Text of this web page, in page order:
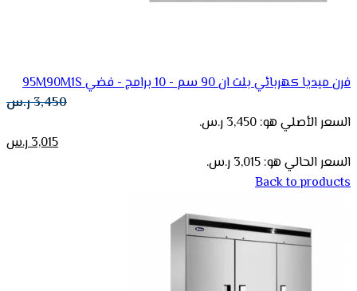
فرن ميديا كهربائي بلت ان 90 سم - 10 برامج - فضي 95M90M1S
3,450ر.س
السعر الأصلي هو: 3,450 ر.س.
3,015ر.س
السعر الحالي هو: 3,015 ر.س.
Back to products